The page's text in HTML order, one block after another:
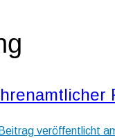
Beitrag veröffentlicht